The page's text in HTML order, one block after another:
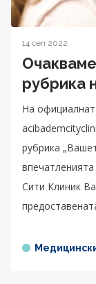
14 сеп 2022
рубрика
На
рубрика
Сити Клиник